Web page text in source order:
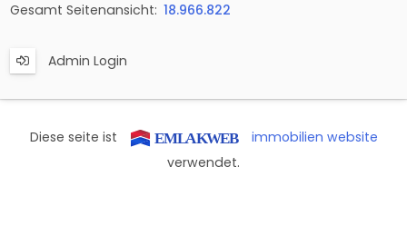
Gesamt Seitenansicht: 18.966.822
Admin Login
Diese seite ist
immobilien website
verwendet.